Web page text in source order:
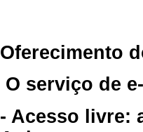
Oferecimento
O serviço de
- Acesso livre: